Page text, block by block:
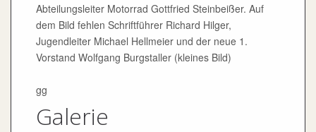
Abteilungsleiter Motorrad Gottfried Steinbeißer. Auf
dem Bild fehlen Schriftführer Richard Hilger,
Jugendleiter Michael Hellmeier und der neue 1.
Vorstand Wolfgang Burgstaller (kleines Bild)
gg
Galerie